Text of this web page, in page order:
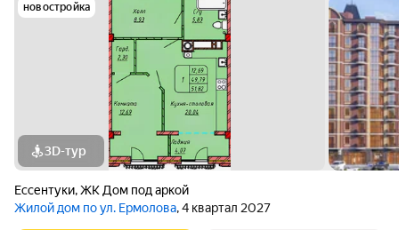
новостройка
3D-тур
Ессентуки,ЖК Дом под аркой
Жилой дом по ул. Ермолова, 4 квартал 2027